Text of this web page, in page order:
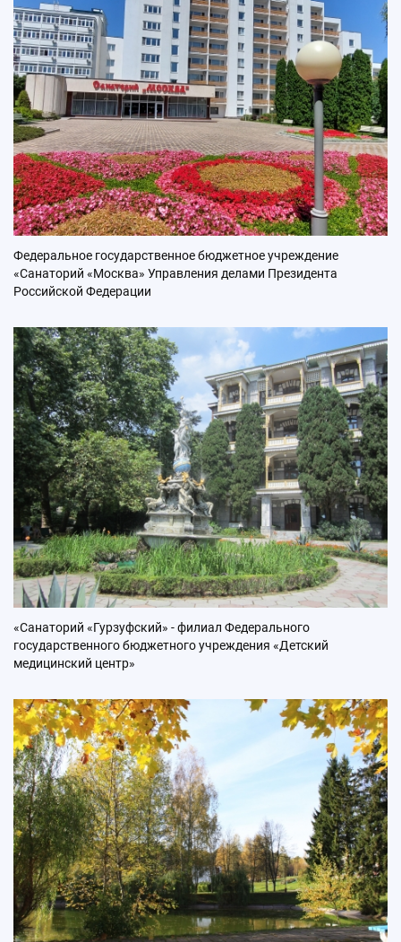
Федеральное государственное бюджетное учреждение
«Санаторий «Москва» Управления делами Президента
Российской Федерации
«Санаторий «Гурзуфский» - филиал Федерального
государственного бюджетного учреждения «Детский
медицинский центр»